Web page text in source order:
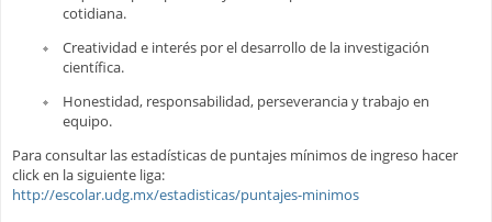
cotidiana.
Creatividad e interés por el desarrollo de la investigación
científica.
Honestidad, responsabilidad, perseverancia y trabajo en
equipo.
Para consultar las estadísticas de puntajes mínimos de ingreso hacer
click en la siguiente liga:
http://escolar.udg.mx/estadisticas/puntajes-minimos